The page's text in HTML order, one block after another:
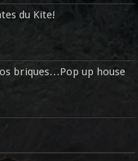
du Kite!
briques…Pop up house